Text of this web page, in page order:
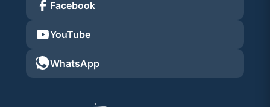
Facebook
YouTube
WhatsApp